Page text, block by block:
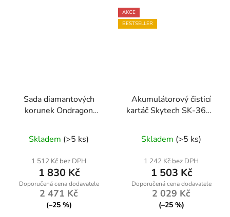
Sada diamantových
korunek Ondragon
M14, 11 ks, na gres,
obklady, beton a kámen
Skladem (>5 ks)
1 512 Kč bez DPH
1 830 Kč
2 471 Kč
(–25 %)
AKCE
BESTSELLER
Akumulátorový čisticí
kartáč Skytech SK-3618
+ 3 kartáče
Skladem (>5 ks)
1 242 Kč bez DPH
1 503 Kč
2 029 Kč
(–25 %)